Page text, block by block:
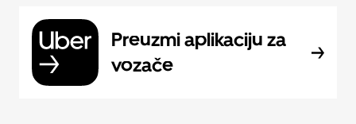
Preuzmi aplikaciju za
vozače